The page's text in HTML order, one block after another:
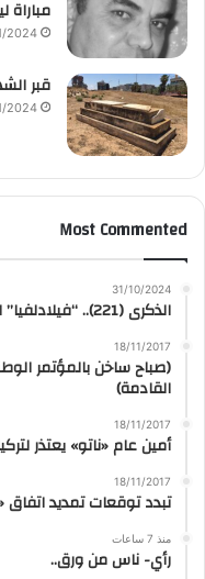
مباراة
2024
قبر
2024
Most Commented
31/10/2024
الذكرى (221).. “فيلادلفيا” الأمريكية في أسر البحارة الطرابلسيين
18/11/2017
(صباح ساخن بالمؤتمر
القادمة)
18/11/2017
أمين عام «ناتو» يعتذر
18/11/2017
تبدد توقعات تمديد اتفاق
منذ 7 ساعات
رأي- ناس من ورق..